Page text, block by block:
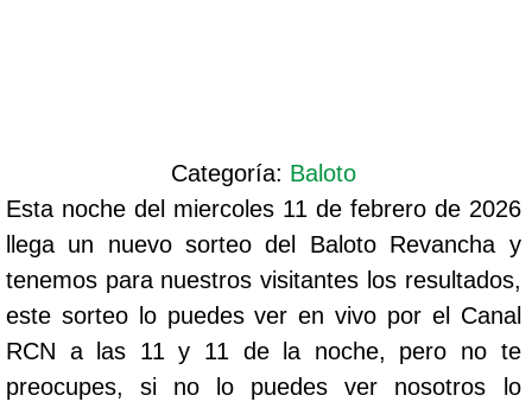
Categoría: Baloto
Esta noche del miercoles 11 de febrero de 2026
llega un nuevo sorteo del Baloto Revancha y
tenemos para nuestros visitantes los resultados,
este sorteo lo puedes ver en vivo por el Canal
RCN a las 11 y 11 de la noche, pero no te
preocupes, si no lo puedes ver nosotros lo